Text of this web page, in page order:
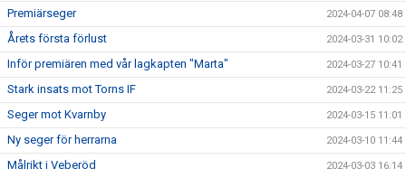
Premiärseger 2024-04-07 08:48
Årets första förlust 2024-03-31 10:02
Inför premiären med vår lagkapten "Marta" 2024-03-27 10:41
Stark insats mot Torns IF 2024-03-22 11:25
Seger mot Kvarnby 2024-03-15 11:01
Ny seger för herrarna 2024-03-10 11:44
Målrikt i Veberöd 2024-03-03 16:14